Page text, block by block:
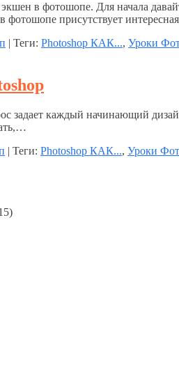
в фотошопе. Для начала
фотошопе присутствует
| Теги: Photoshop КАК..., Уроки
задает каждый начинающий
| Теги: Photoshop КАК..., Уроки